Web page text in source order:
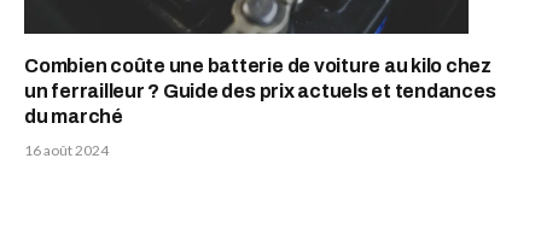
Combien coûte une batterie de voiture au kilo chez
un ferrailleur ? Guide des prix actuels et tendances
du marché
16 août 2024